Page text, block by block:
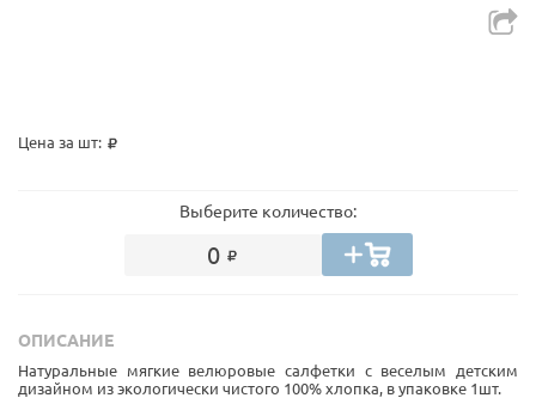
Цена за шт:
Выберите количество:
0
ОПИСАНИЕ
Натуральные мягкие велюровые салфетки с веселым детским
дизайном из экологически чистого 100% хлопка, в упаковке 1шт.